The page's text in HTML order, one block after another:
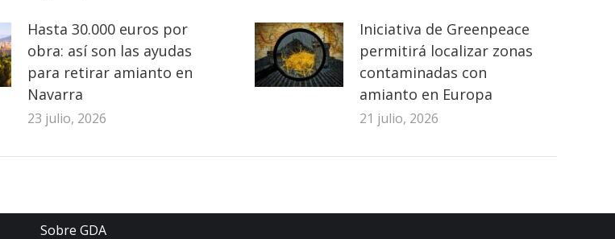
Hasta 30.000 euros por
obra: así son las ayudas
para retirar amianto en
Navarra
23 julio, 2026
Iniciativa de Greenpeace
permitirá localizar zonas
contaminadas con
amianto en Europa
21 julio, 2026
Sobre GDA